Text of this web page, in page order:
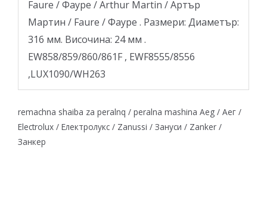
Faure / Фауре / Arthur Martin / Артър
Мартин / Faure / Фауре . Размери: Диаметър:
316 мм. Височина: 24 мм .
EW858/859/860/861F , EWF8555/8556
,LUX1090/WH263
remachna shaiba za peralnq / peralna mashina Aeg / Аег /
Electrolux / Електролукс / Zanussi / Зануси / Zanker /
Занкер